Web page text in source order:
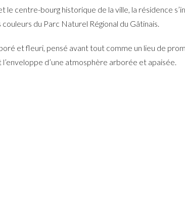
centre-bourg historique de la ville, la résidence
du Parc Naturel Régional du Gâtinais.
et fleuri, pensé avant tout comme un lieu de
d’une atmosphère arborée et apaisée.